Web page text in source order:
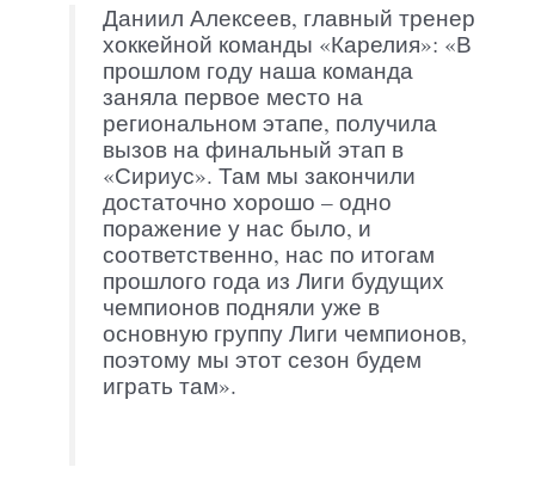
Даниил Алексеев, главный тренер
хоккейной команды «Карелия»: «В
прошлом году наша команда
заняла первое место на
региональном этапе, получила
вызов на финальный этап в
«Сириус». Там мы закончили
достаточно хорошо – одно
поражение у нас было, и
соответственно, нас по итогам
прошлого года из Лиги будущих
чемпионов подняли уже в
основную группу Лиги чемпионов,
поэтому мы этот сезон будем
играть там».